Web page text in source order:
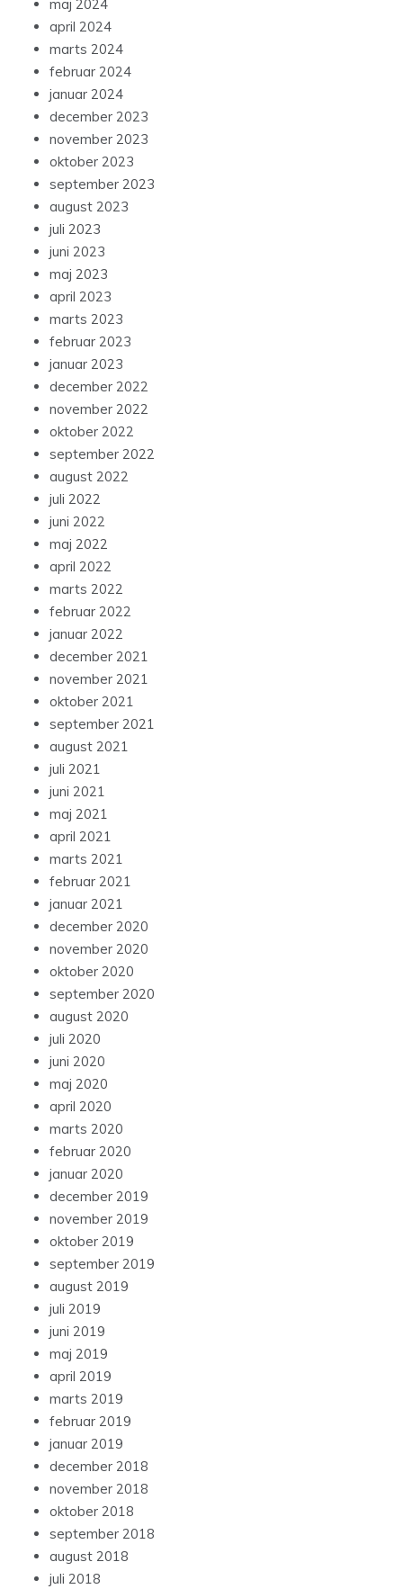
maj 2024
april 2024
marts 2024
februar 2024
januar 2024
december 2023
november 2023
oktober 2023
september 2023
august 2023
juli 2023
juni 2023
maj 2023
april 2023
marts 2023
februar 2023
januar 2023
december 2022
november 2022
oktober 2022
september 2022
august 2022
juli 2022
juni 2022
maj 2022
april 2022
marts 2022
februar 2022
januar 2022
december 2021
november 2021
oktober 2021
september 2021
august 2021
juli 2021
juni 2021
maj 2021
april 2021
marts 2021
februar 2021
januar 2021
december 2020
november 2020
oktober 2020
september 2020
august 2020
juli 2020
juni 2020
maj 2020
april 2020
marts 2020
februar 2020
januar 2020
december 2019
november 2019
oktober 2019
september 2019
august 2019
juli 2019
juni 2019
maj 2019
april 2019
marts 2019
februar 2019
januar 2019
december 2018
november 2018
oktober 2018
september 2018
august 2018
juli 2018